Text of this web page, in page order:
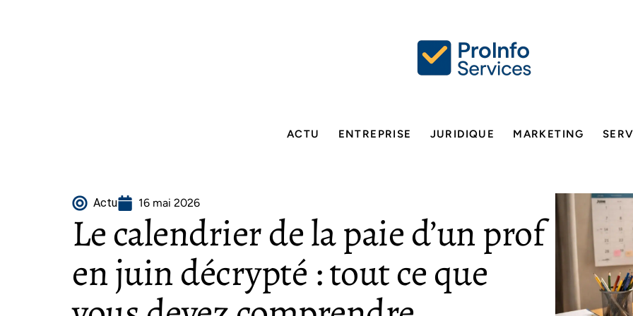
ACTU ENTREPRISE JURIDIQUE MARKETING
Actu 16 mai 2026
Le calendrier de la paie d’un prof
en juin décrypté : tout ce que